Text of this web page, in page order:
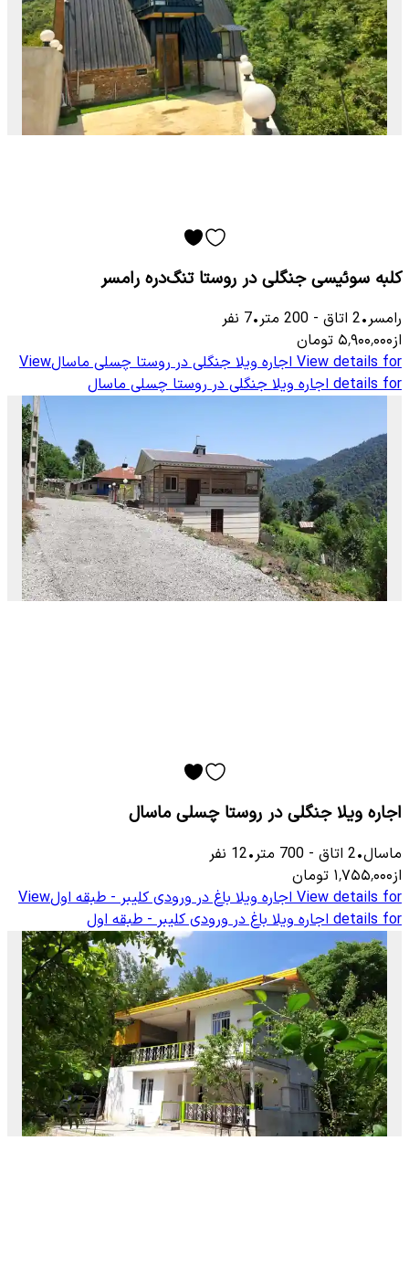
کلبه سوئیسی جنگلی در روستا تنگ‌دره رامسر
رامسر•
2 اتاق -
200 متر•
7 نفر
از۵٬۹۰۰٬۰۰۰ تومان
View details for اجاره ویلا جنگلی در روستا چسلی ماسالView
details for اجاره ویلا جنگلی در روستا چسلی ماسال
اجاره ویلا جنگلی در روستا چسلی ماسال
ماسال•
2 اتاق -
700 متر•
12 نفر
از۱٬۷۵۵٬۰۰۰ تومان
View details for اجاره ویلا باغ در ورودی کلیبر - طبقه اولView
details for اجاره ویلا باغ در ورودی کلیبر - طبقه اول